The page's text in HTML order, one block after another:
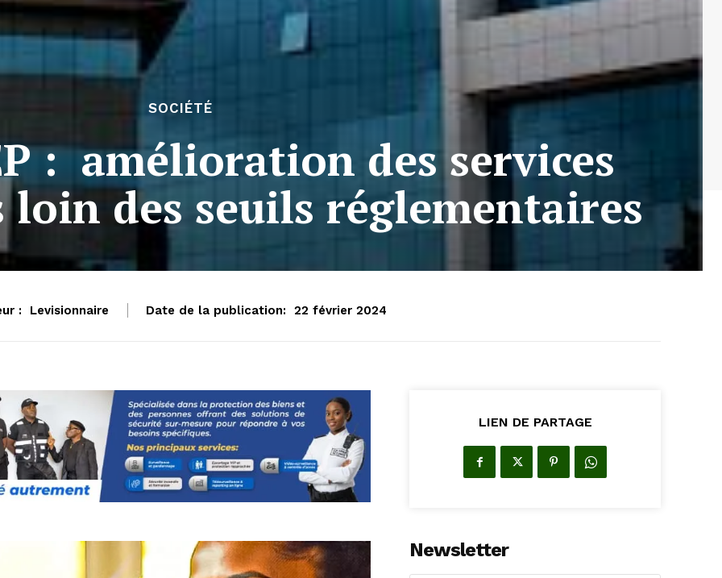
SOCIÉTÉ
: amélioration des services
loin des seuils réglementaires
: Levisionnaire Date de la publication: 22 février 2024
LIEN DE PARTAGE
Newsletter